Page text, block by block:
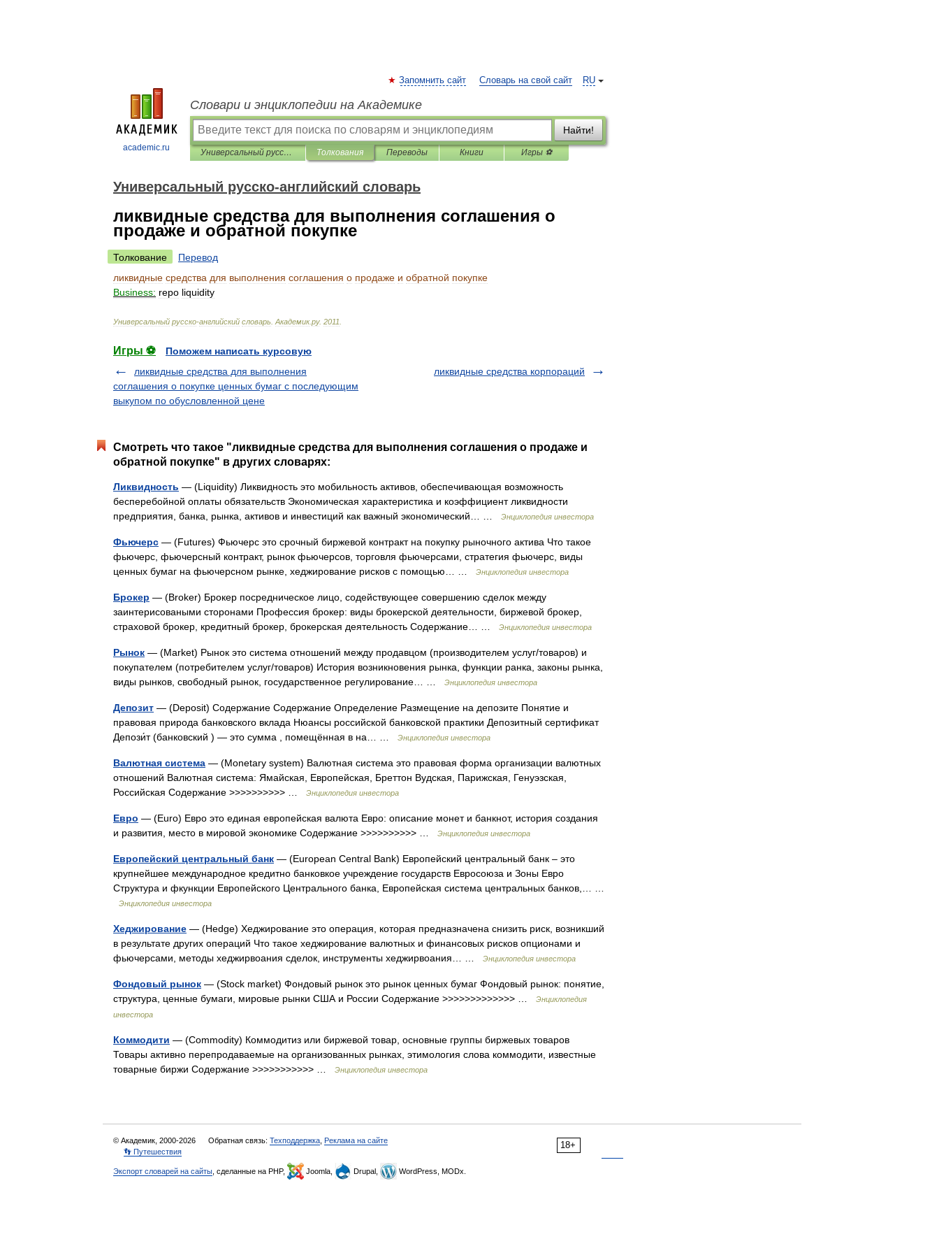
academic.ru
RU
Запомнить сайт Словарь на свой сайт
Словари и энциклопедии на Академике
Найти!
Универсальный русско-английский словарь Толкования Переводы Книги Игры ⚽
Универсальный русско-английский словарь
ликвидные средства для выполнения соглашения о
продаже и обратной покупке
Толкование
Перевод
ликвидные средства для выполнения соглашения о продаже и обратной покупке
Business: repo liquidity
Универсальный русско-английский словарь Академик.ру. 2011
Игры ⚽
Поможем написать курсовую
ликвидные средства для выполнения
соглашения о покупке ценных бумаг с последующим
выкупом по обусловленной цене
ликвидные средства корпораций
Смотреть что такое "ликвидные средства для выполнения соглашения о продаже и
обратной покупке" в других словарях:
Ликвидность — (Liquidity) Ликвидность это мобильность активов, обеспечивающая возможность
бесперебойной оплаты обязательств Экономическая характеристика и коэффициент ликвидности
предприятия, банка, рынка, активов и инвестиций как важный экономический… …
Энциклопедия инвестора
Фьючерс — (Futures) Фьючерс это срочный биржевой контракт на покупку рыночного актива Что такое
фьючерс, фьючерсный контракт, рынок фьючерсов, торговля фьючерсами, стратегия фьючерс, виды
ценных бумаг на фьючерсном рынке, хеджирование рисков с помощью… …
Энциклопедия инвестора
Брокер — (Broker) Брокер посредническое лицо, содействующее совершению сделок между
заинтерисоваными сторонами Профессия брокер: виды брокерской деятельности, биржевой брокер,
страховой брокер, кредитный брокер, брокерская деятельность Содержание… …
Энциклопедия инвестора
Рынок — (Market) Рынок это система отношений между продавцом (производителем услуг/товаров) и
покупателем (потребителем услуг/товаров) История возникновения рынка, функции ранка, законы рынка,
виды рынков, свободный рынок, государственное регулирование… …
Энциклопедия инвестора
Депозит — (Deposit) Содержание Содержание Определение Размещение на депозите Понятие и
правовая природа банковского вклада Нюансы российской банковской практики Депозитный сертификат
Депози́т (банковский ) — это сумма , помещённая в на… …
Энциклопедия инвестора
Валютная система — (Monetary system) Валютная система это правовая форма организации валютных
отношений Валютная система: Ямайская, Европейская, Бреттон Вудская, Парижская, Генуэзская,
Российская Содержание >>>>>>>>>> …
Энциклопедия инвестора
Евро — (Euro) Евро это единая европейская валюта Евро: описание монет и банкнот, история создания
и развития, место в мировой экономике Содержание >>>>>>>>>> …
Энциклопедия инвестора
Европейский центральный банк — (European Central Bank) Европейский центральный банк – это
крупнейшее международное кредитно банковкое учреждение государств Евросоюза и Зоны Евро
Структура и фкункции Европейского Центрального банка, Европейская система центральных банков,… …
Энциклопедия инвестора
Хеджирование — (Hedge) Хеджирование это операция, которая предназначена снизить риск, возникший
в результате других операций Что такое хеджирование валютных и финансовых рисков опционами и
фьючерсами, методы хеджирвоания сделок, инструменты хеджирвоания… …
Энциклопедия инвестора
Фондовый рынок — (Stock market) Фондовый рынок это рынок ценных бумаг Фондовый рынок: понятие,
структура, ценные бумаги, мировые рынки США и России Содержание >>>>>>>>>>>>> …
Энциклопедия
инвестора
Коммодити — (Сommodity) Коммодитиз или биржевой товар, основные группы биржевых товаров
Товары активно перепродаваемые на организованных рынках, этимология слова коммодити, известные
товарные биржи Содержание >>>>>>>>>>> …
Энциклопедия инвестора
18+
© Академик, 2000-2026 Обратная связь: Техподдержка Реклама на сайте
👣 Путешествия
Экспорт словарей на сайты , сделанные на PHP, Joomla, Drupal, WordPress, MODx.